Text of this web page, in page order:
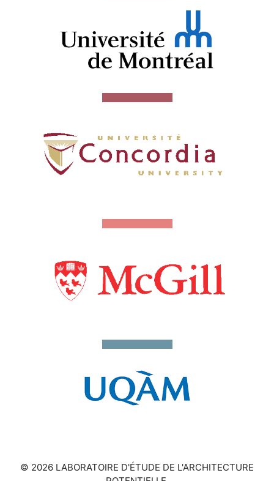
© 2026 LABORATOIRE D'ÉTUDE DE L'ARCHITECTURE